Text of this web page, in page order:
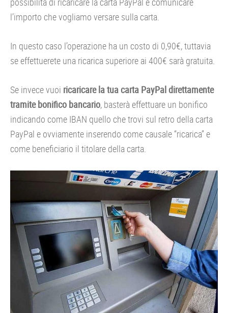
l’importo che vogliamo versare sulla carta.
In questo caso l’operazione ha un costo di 0,90€, tuttavia
se effettuerete una ricarica superiore ai 400€ sarà gratuita.
Se invece vuoi ricaricare la tua carta PayPal direttamente
tramite bonifico bancario, basterà effettuare un bonifico
indicando come IBAN quello che trovi sul retro della carta
PayPal e ovviamente inserendo come causale “ricarica” e
come beneficiario il titolare della carta.